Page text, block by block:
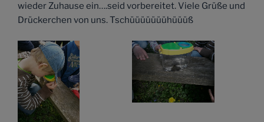
wieder Zuhause ein….seid vorbereitet. Viele Grüße und
Drückerchen von uns. Tschüüüüüüühüüüß